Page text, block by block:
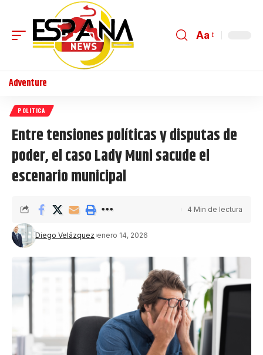
Aa
Adventure
POLITICA
Entre tensiones políticas y disputas de
poder, el caso Lady Muni sacude el
escenario municipal
Diego Velázquez enero 14, 2026
4 Min de lectura